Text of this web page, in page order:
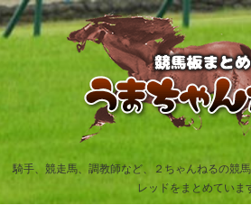
騎手、競走馬、調教師など、２ちゃんねるの競
レッドをまとめていま